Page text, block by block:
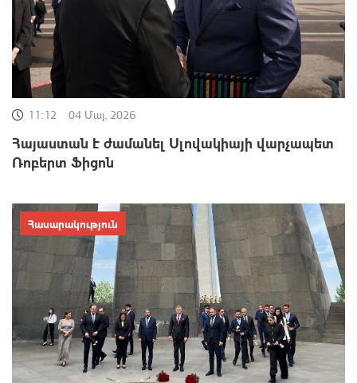
11:12 04 Մայ, 2026
Հայաստան է ժամանել Սլովակիայի վարչապետ
Ռոբերտ Ֆիցոն
Հասարակություն